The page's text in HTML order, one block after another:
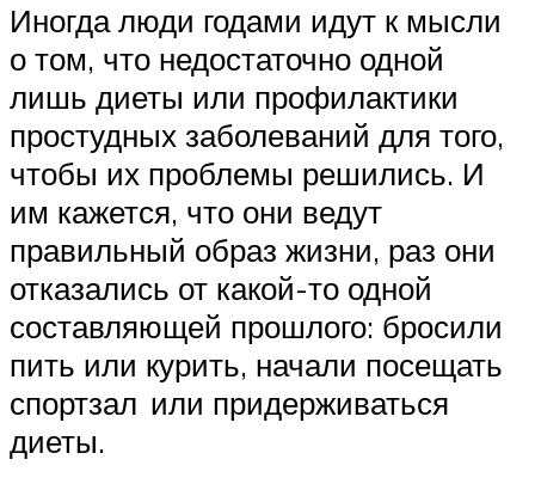
Иногда люди годами идут к мысли
о том, что недостаточно одной
лишь диеты или профилактики
простудных заболеваний для того,
чтобы их проблемы решились. И
им кажется, что они ведут
правильный образ жизни, раз они
отказались от какой-то одной
составляющей прошлого: бросили
пить или курить, начали посещать
спортзал или придерживаться
диеты.